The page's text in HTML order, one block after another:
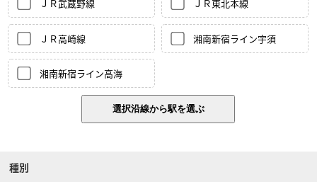
ＪＲ武蔵野線 ＪＲ東北本線
ＪＲ高崎線 湘南新宿ライン宇須
湘南新宿ライン高海
種別